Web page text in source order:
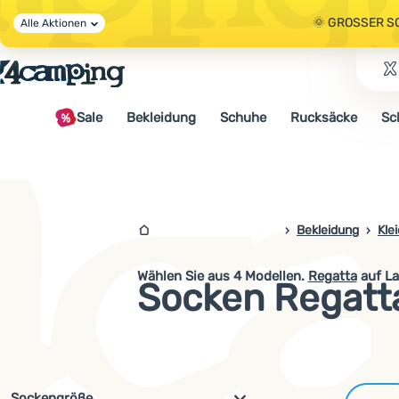
🌞 GROSSER
🤫 - 10 % AUF
🌞 GROSSER
Alle Aktionen
Sale Bekleidung Schuhe Rucksäcke
4campingshop.de
Bekleidung
Socken
Wählen Sie aus 4 Modellen. Regattaauf